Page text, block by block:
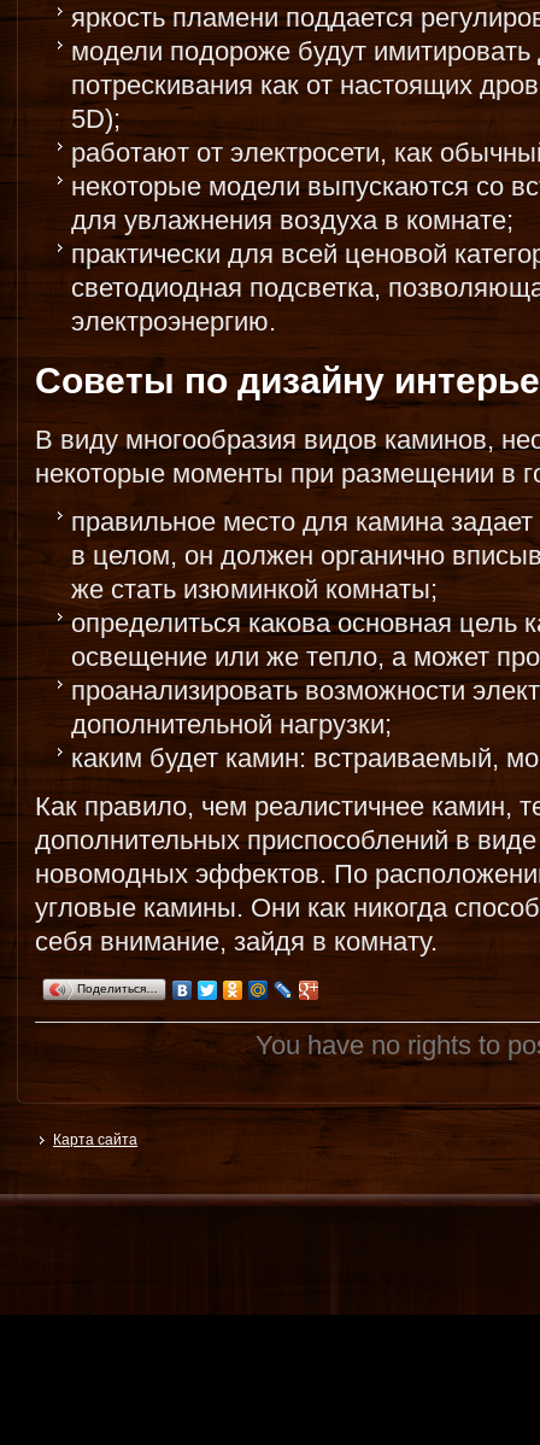
яркость пламени поддается
модели подороже будут
потрескивания как от настоящих
5D);
работают от электросети, как
некоторые модели выпускаются со
для увлажнения воздуха в комнате;
практически для всей ценовой
светодиодная подсветка,
электроэнергию.
Советы по дизайну
В виду многообразия видов каминов,
некоторые моменты при размещении в
правильное место для камина
в целом, он должен органично
же стать изюминкой комнаты;
определиться какова основная цель
освещение или же тепло, а может
проанализировать возможности
дополнительной нагрузки;
каким будет камин: встраиваемый,
Как правило, чем реалистичнее камин,
дополнительных приспособлений в
новомодных эффектов. По
угловые камины. Они как никогда
себя внимание, зайдя в комнату.
Поделиться…
You have no rights to
Карта сайта